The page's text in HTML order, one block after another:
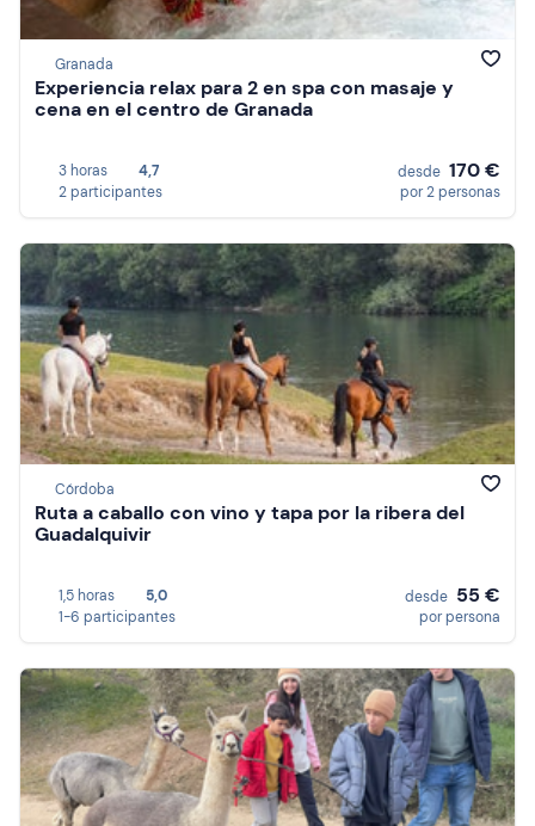
Granada
Experiencia relax para 2 en spa con masaje y
cena en el centro de Granada
3 horas
4,7
2 participantes
desde 170 €
por 2 personas
Córdoba
Ruta a caballo con vino y tapa por la ribera del
Guadalquivir
1,5 horas
5,0
1-6 participantes
desde 55 €
por persona